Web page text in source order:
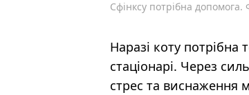
Сфінксу потрібна
Наразі коту
стаціонарі. Через
стрес та виснаження